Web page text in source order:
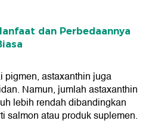
dan Perbedaannya
astaxanthin juga
Namun, jumlah astaxanthin
lebih rendah dibandingkan
salmon atau produk suplemen.